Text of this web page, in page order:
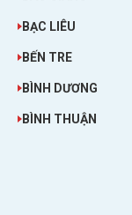
BẠC LIÊU
BẾN TRE
BÌNH DƯƠNG
BÌNH THUẬN